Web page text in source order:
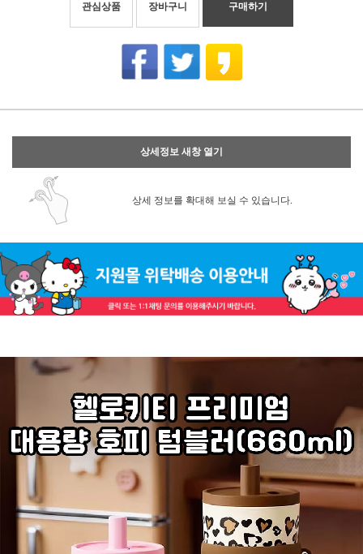
관심상품 장바구니 구매하기
상세정보 새창 열기
상세 정보를 확대해 보실 수 있습니다.